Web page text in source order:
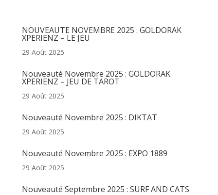
NOUVEAUTE NOVEMBRE 2025 : GOLDORAK
XPERIENZ – LE JEU
29 Août 2025
Nouveauté Novembre 2025 : GOLDORAK
XPERIENZ – JEU DE TAROT
29 Août 2025
Nouveauté Novembre 2025 : DIKTAT
29 Août 2025
Nouveauté Novembre 2025 : EXPO 1889
29 Août 2025
Nouveauté Septembre 2025 : SURF AND CATS